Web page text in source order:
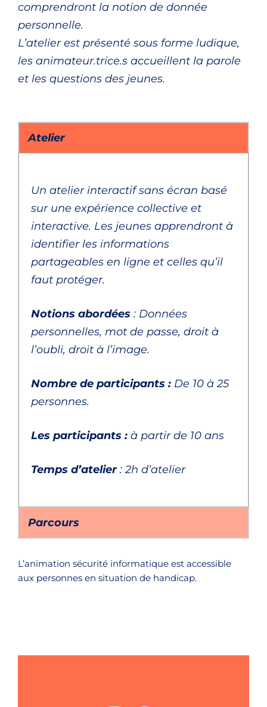
comprendront la notion de donnée
personnelle.
L’atelier est présenté sous forme ludique,
les animateur.trice.s accueillent la parole
et les questions des jeunes.
Atelier
Un atelier interactif sans écran basé
sur une expérience collective et
interactive. Les jeunes apprendront à
identifier les informations
partageables en ligne et celles qu’il
faut protéger.
Notions abordées : Données
personnelles, mot de passe, droit à
l’oubli, droit à l’image.
Nombre de participants : De 10 à 25
personnes.
Les participants : à partir de 10 ans
Temps d’atelier: 2h d’atelier
Parcours
L’animation sécurité informatique est accessible
aux personnes en situation de handicap.